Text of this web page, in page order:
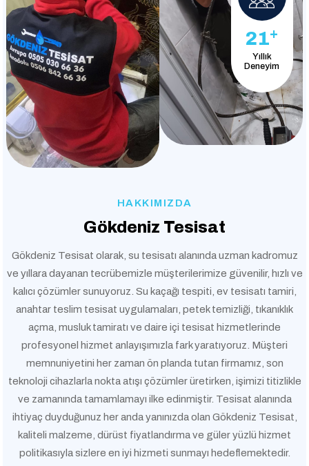
21+
Yıllık
Deneyim
HAKKIMIZDA
Gökdeniz Tesisat
Gökdeniz Tesisat olarak, su tesisatı alanında uzman kadromuz
ve yıllara dayanan tecrübemizle müşterilerimize güvenilir, hızlı ve
kalıcı çözümler sunuyoruz. Su kaçağı tespiti, ev tesisatı tamiri,
anahtar teslim tesisat uygulamaları, petek temizliği, tıkanıklık
açma, musluk tamiratı ve daire içi tesisat hizmetlerinde
profesyonel hizmet anlayışımızla fark yaratıyoruz. Müşteri
memnuniyetini her zaman ön planda tutan firmamız, son
teknoloji cihazlarla nokta atışı çözümler üretirken, işimizi titizlikle
ve zamanında tamamlamayı ilke edinmiştir. Tesisat alanında
ihtiyaç duyduğunuz her anda yanınızda olan Gökdeniz Tesisat,
kaliteli malzeme, dürüst fiyatlandırma ve güler yüzlü hizmet
politikasıyla sizlere en iyi hizmeti sunmayı hedeflemektedir.